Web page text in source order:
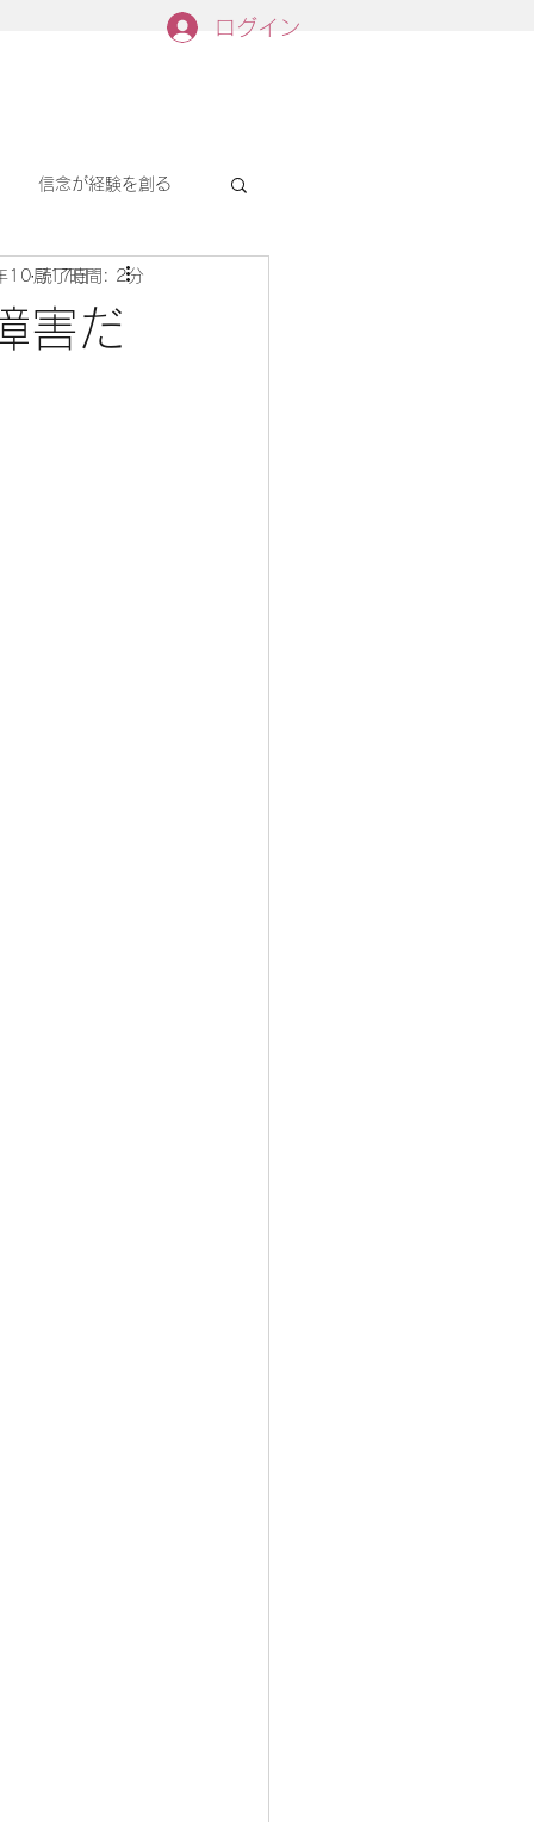
ログイン
信念が経験を創る
害だ
10月17日
読了時間: 2分